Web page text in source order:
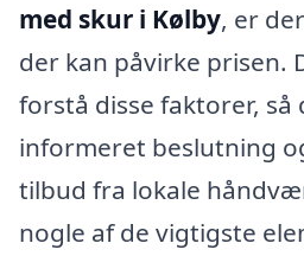
med skur i Kølby, er
der kan påvirke prisen.
forstå disse faktorer,
informeret beslutning
tilbud fra lokale
nogle af de vigtigste